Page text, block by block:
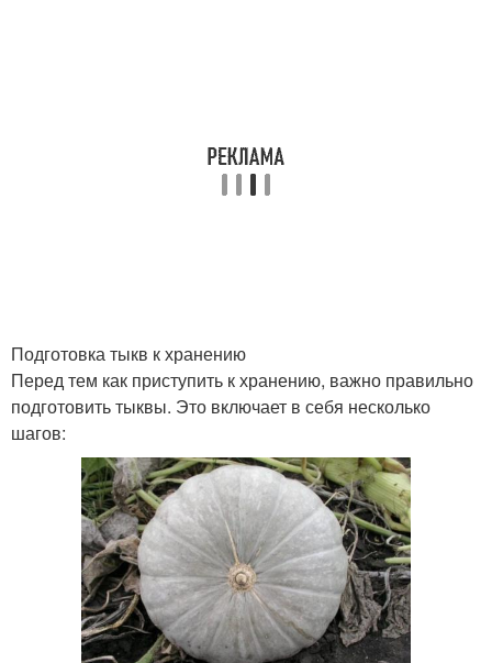
Условия на зиму
Тыквы в
промышленных
Блюда из тыквы
Семечки в домашних
условиях
Путь в домашних
условиях
Семечки из тыквы
Подготовка тыкв к хранению
Перед тем как приступить к хранению, важно правильно
подготовить тыквы. Это включает в себя несколько
шагов: